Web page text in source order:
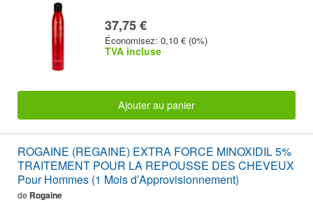
37,75 €
Économisez: 0,10 € (0%)
TVA incluse
Ajouter au panier
ROGAINE (REGAINE) EXTRA FORCE MINOXIDIL 5%
TRAITEMENT POUR LA REPOUSSE DES CHEVEUX
Pour Hommes (1 Mois d’Approvisionnement)
de Rogaine